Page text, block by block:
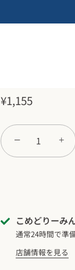
麹
¥1,155
− +
こめどりーみ
通常24時間で準
店舗情報を見る